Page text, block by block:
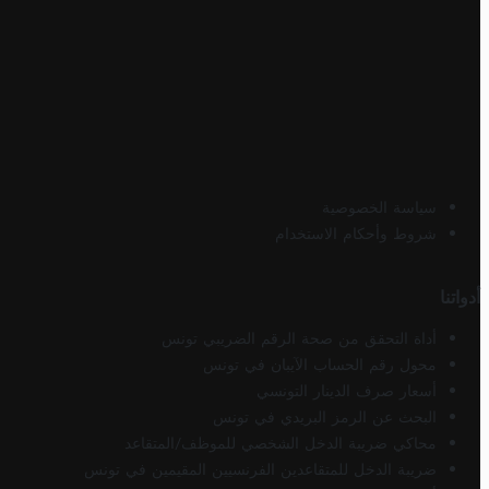
سياسة الخصوصية
شروط وأحكام الاستخدام
أدواتنا
أداة التحقق من صحة الرقم الضريبي تونس
محول رقم الحساب الآيبان في تونس
أسعار صرف الدينار التونسي
البحث عن الرمز البريدي في تونس
محاكي ضريبة الدخل الشخصي للموظف/المتقاعد
ضريبة الدخل للمتقاعدين الفرنسيين المقيمين في تونس